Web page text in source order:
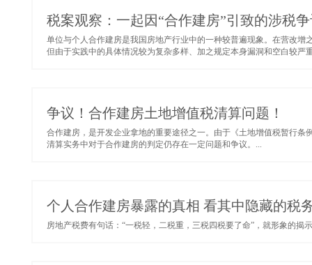
税案观察：一起因“合作建房”引致的涉税
单位与个人合作建房是我国房地产行业中的一种较普遍现象。在营改
但由于实践中的具体情况较为复杂多样、加之规定本身漏洞和空白较严
争议！合作建房土地增值税清算问题！
合作建房，是开发企业拿地的重要途径之一。由于《土地增值税暂行
清算实务中对于合作建房的判定仍存在一定问题和争议。...
个人合作建房暴露的真相 看其中隐藏的税
房地产税费有句话：“一税轻，二税重，三税四税要了命”，就形象的揭